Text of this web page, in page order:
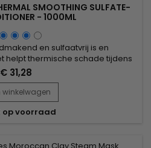
SMOOTHING SULFATE-
- 1000ML
en sulfaatvrij is en
helpt thermische schade tijdens
het werkt om het haar glad te
Cannabis Sativa-olie biedt
te verzwaren, terwijl
verfrist en revitaliseert. Geschikt
alle...
€ 31,28
winkelwagen
op voorraad